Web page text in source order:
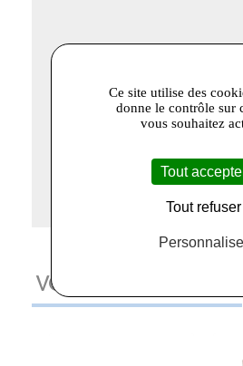
VOUS AIMEREZ AUSSI
Ce site utilise des
donne le contrôle sur
vous souhaitez
Tout
Tout refuser